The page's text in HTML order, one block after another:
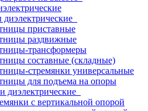
приставные
раздвижные
трансформеры
составные (складные)
стремянки универсальные
для подъема на опоры
диэлектрические
с вертикальной опорой